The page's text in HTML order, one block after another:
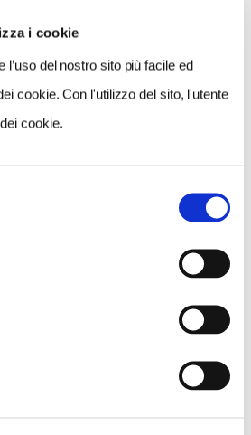
i cookie
l’uso del nostro sito più facile ed
cookie. Con l'utilizzo del sito, l'utente
cookie.
a Trequanda l’aperitivo si
grano